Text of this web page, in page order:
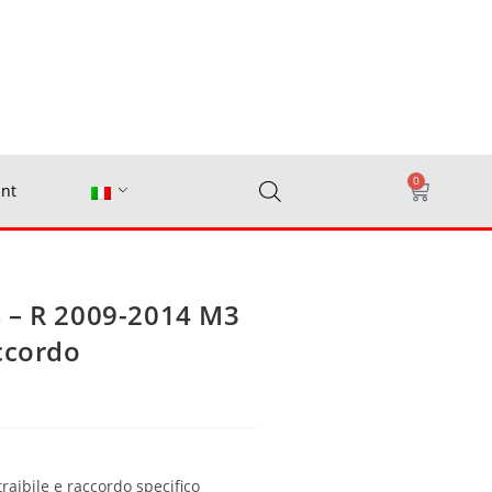
0
R 2009-2014 M3
e raccordo specifico